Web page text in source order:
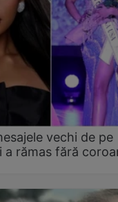
vechi de pe
a rămas fără